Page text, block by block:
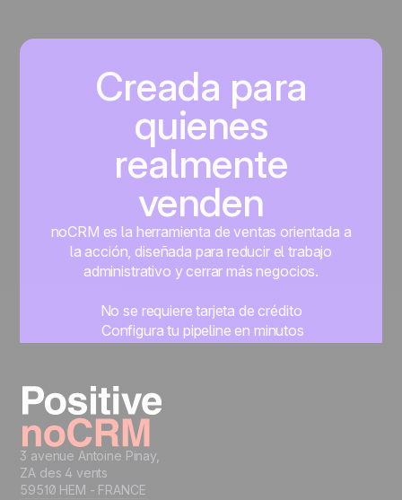
Creada para
quienes
realmente
venden
noCRM es la herramienta de ventas orientada a
la acción, diseñada para reducir el trabajo
administrativo y cerrar más negocios.
No se requiere tarjeta de crédito
Configura tu pipeline en minutos
3 avenue Antoine Pinay,
ZA des 4 vents
59510 HEM - FRANCE